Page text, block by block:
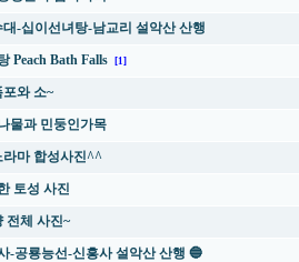
대-십이선녀탕-남교리 설악산 산행
Peach Bath Falls [1]
와 소~
물과 민둥인가목
라마 합성사진^^
토성 사진
전체 사진~
-공룡능선-신흥사 설악산 산행 🔵